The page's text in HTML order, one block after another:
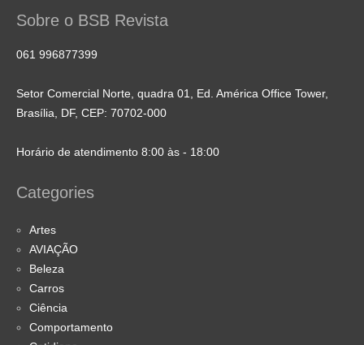
Sobre o BSB Revista
061 996877399
Setor Comercial Norte, quadra 01, Ed. América Office Tower,
Brasília, DF, CEP: 70702-000
Horário de atendimento 8:00 às - 18:00
Categories
Artes
AVIAÇÃO
Beleza
Carros
Ciência
Comportamento